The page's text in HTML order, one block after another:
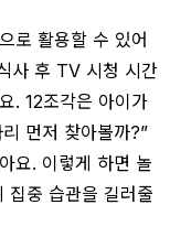
로 활용할 수 있어
사 후 TV 시청 시간
. 12조각은 아이가
먼저 찾아볼까?”
요. 이렇게 하면 놀
집중 습관을 길러줄